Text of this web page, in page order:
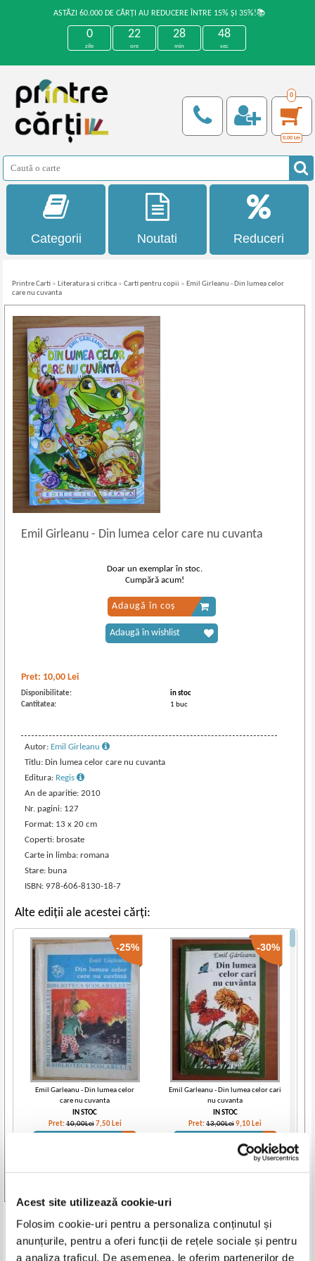
Acest site utilizează cookie-uri
Folosim cookie-uri pentru a personaliza conținutul și
anunțurile, pentru a oferi funcții de rețele sociale și pentru
a analiza traficul. De asemenea, le oferim partenerilor de
ASTĂZI 60.000 DE CĂRȚI AU REDUCERE ÎNTRE 15% ȘI 35%!📚
0
zile
22
ore
28
min
48
sec
0
0,00 Lei
Categorii Noutati Reduceri
Printre Carti » Literatura si critica »Carti pentru copii » Emil Girleanu - Din lumea celor
care nu cuvanta
Emil Girleanu- Din lumea celor care nu cuvanta
Pret: 10,00 Lei
Disponibilitate:
in stoc
Cantitatea:
1 buc
Autor: Emil Girleanu
Titlu: Din lumea celor care nu cuvanta
Editura: Regis
An de aparitie: 2010
Nr. pagini: 127
Format: 13 x 20 cm
Coperti: brosate
Carte in limba: romana
Stare: buna
ISBN: 978-606-8130-18-7
Doar un exemplar în stoc.
Cumpără acum!
Adaugă în coș
Adaugă în wishlist
Alte ediții ale acestei cărți:
-25%
Emil Garleanu - Din lumea celor
care nu cuvanta
IN STOC
Pret:10,00Lei 7,50 Lei
-30%
Emil Garleanu - Din lumea celor cari
nu cuvanta
IN STOC
Pret:13,00Lei9,10 Lei
Produse din aceeasi categorie
-35% -30%